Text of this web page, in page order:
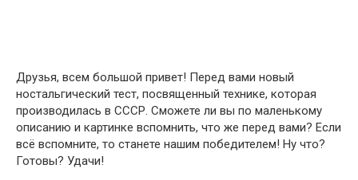
Друзья, всем большой привет! Перед вами новый
ностальгический тест, посвященный технике, которая
производилась в СССР. Сможете ли вы по маленькому
описанию и картинке вспомнить, что же перед вами? Если
всё вспомните, то станете нашим победителем! Ну что?
Готовы? Удачи!